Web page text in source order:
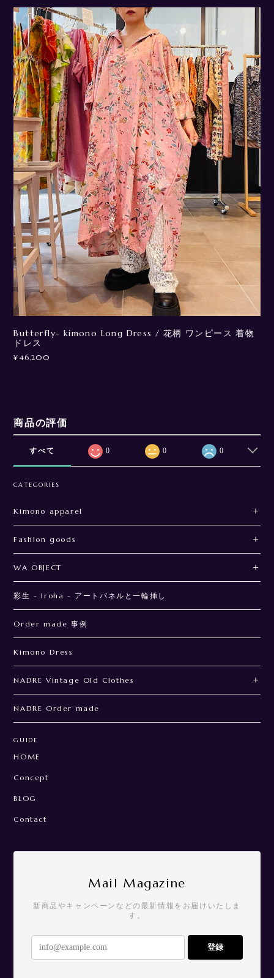
Butterfly- kimono Long Dress / 花柄 ワンピース 着物
ドレス
¥46,200
商品の評価
すべて 0 0 0
CATEGORIES
Kimono apparel
Fashion goods
WA OBJECT
彩生 - Iroha - アートパネルと一輪挿し
Order made 事例
Kimono Dress
NADRE Vintage Old Clothes
NADRE Order made
GUIDE
HOME
Concept
BLOG
Contact
Mail Magazine
新商品やキャンペーンなどの最新情報をお届けいたしま
す。
登録